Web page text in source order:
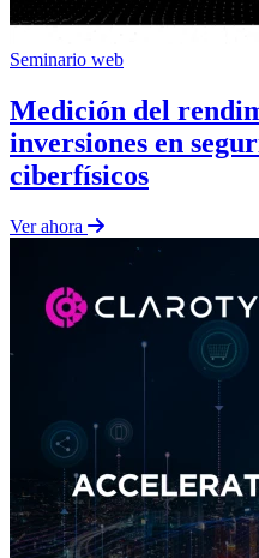
Seminario web
Medición del
inversiones en
ciberfísicos
Ver ahora